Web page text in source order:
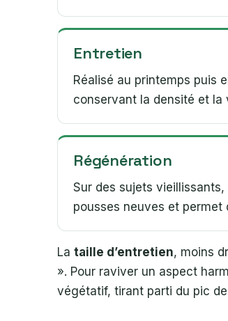
Entretien
Réalisé au printemps puis
conservant la densité et
Régénération
Sur des sujets
pousses neuves et permet
La taille d’entretien, moins
». Pour raviver un aspect
végétatif, tirant parti du pic